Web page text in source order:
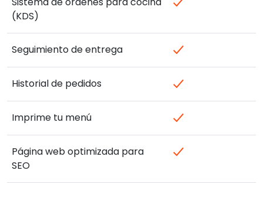
(KDS)
Seguimiento de entrega
Historial de pedidos
Imprime tu menú
Página web optimizada para
SEO